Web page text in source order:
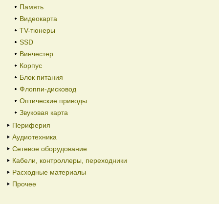
Память
Видеокарта
TV-тюнеры
SSD
Винчестер
Корпус
Блок питания
Флоппи-дисковод
Оптические приводы
Звуковая карта
Периферия
Аудиотехника
Сетевое оборудование
Кабели, контроллеры, переходники
Расходные материалы
Прочее